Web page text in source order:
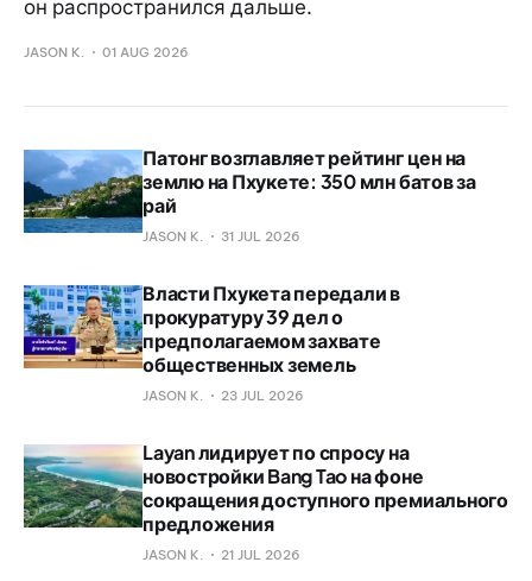
он распространился дальше.
JASON K. 01 AUG 2026
Патонг возглавляет рейтинг цен на
землю на Пхукете: 350 млн батов за
рай
JASON K. 31 JUL 2026
Власти Пхукета передали в
прокуратуру 39 дел о
предполагаемом захвате
общественных земель
JASON K. 23 JUL 2026
Layan лидирует по спросу на
новостройки Bang Tao на фоне
сокращения доступного премиального
предложения
JASON K. 21 JUL 2026